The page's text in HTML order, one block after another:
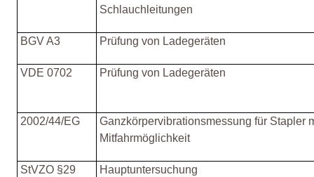
Schlauchleitungen
BGV A3 Prüfung von Ladegeräten
VDE 0702 Prüfung von Ladegeräten
2002/44/EG
Ganzkörpervibrationsmessung für Stapler
Mitfahrmöglichkeit
StVZO §29 Hauptuntersuchung